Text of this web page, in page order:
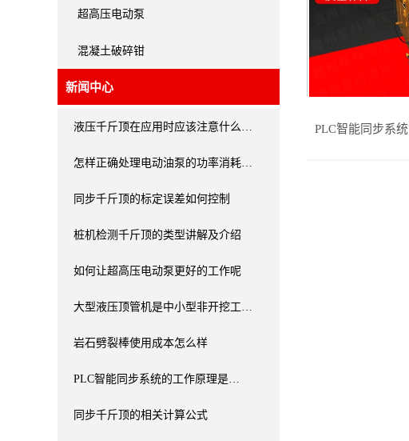
超高压电动泵
混凝土破碎钳
新闻中心
液压千斤顶在应用时应该注意什么…
怎样正确处理电动油泵的功率消耗…
同步千斤顶的标定误差如何控制
桩机检测千斤顶的类型讲解及介绍
如何让超高压电动泵更好的工作呢
大型液压顶管机是中小型非开挖工…
岩石劈裂棒使用成本怎么样
PLC智能同步系统的工作原理是…
同步千斤顶的相关计算公式
PLC智能同步系统